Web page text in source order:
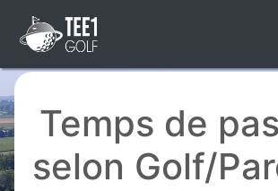
Temps de
selon Golf/